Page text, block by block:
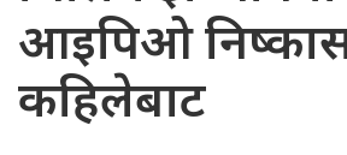
आइपिओ
कहिलेबाट